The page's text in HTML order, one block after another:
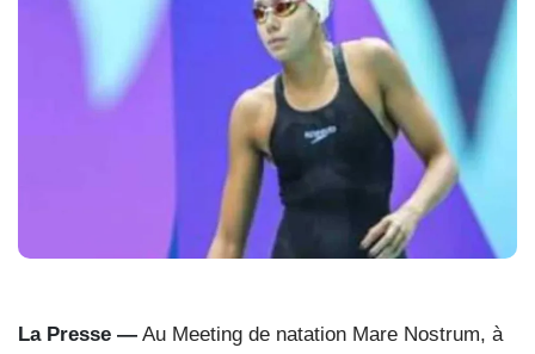
La Presse — Au Meeting de natation Mare Nostrum, à